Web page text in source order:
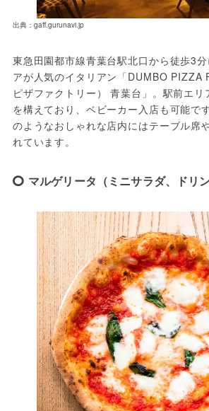
出典：gaff.gurunavi.jp
東急田園都市線青葉台駅北口から徒歩3
アが人気のイタリアン「DUMBO PIZZA
ピザファクトリー） 青葉台」。駅前エ
を構えており、ベビーカー入店も可能で
のようなおしゃれな店内にはテーブル席
れています。
マルゲリータ（ミニサラダ、ドリ